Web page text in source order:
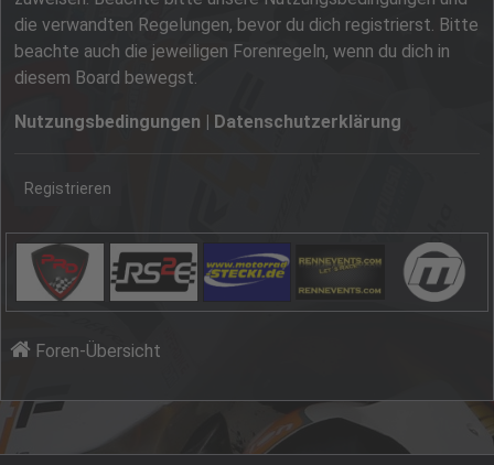
die verwandten Regelungen, bevor du dich registrierst. Bitte
beachte auch die jeweiligen Forenregeln, wenn du dich in
diesem Board bewegst.
Nutzungsbedingungen | Datenschutzerklärung
Registrieren
Foren-Übersicht